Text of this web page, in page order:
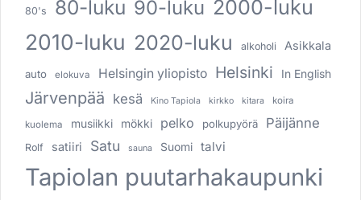
80's 80-luku 90-luku 2000-luku
2010-luku 2020-luku alkoholi Asikkala
auto elokuva Helsingin yliopisto Helsinki In English
Järvenpää kesä Kino Tapiola kirkko kitara koira
kuolema musiikki mökki pelko polkupyörä Päijänne
Rolf satiiri Satu sauna Suomi talvi
Tapiolan puutarhakaupunki